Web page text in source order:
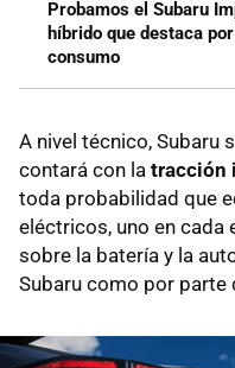
Probamos el Subaru
híbrido que destaca
consumo
A nivel técnico, Subaru
contará con la tracción
toda probabilidad que
eléctricos, uno en cada
sobre la batería y la
Subaru como por parte